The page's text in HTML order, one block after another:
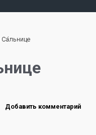
Са́льнице
Добавить комментарий